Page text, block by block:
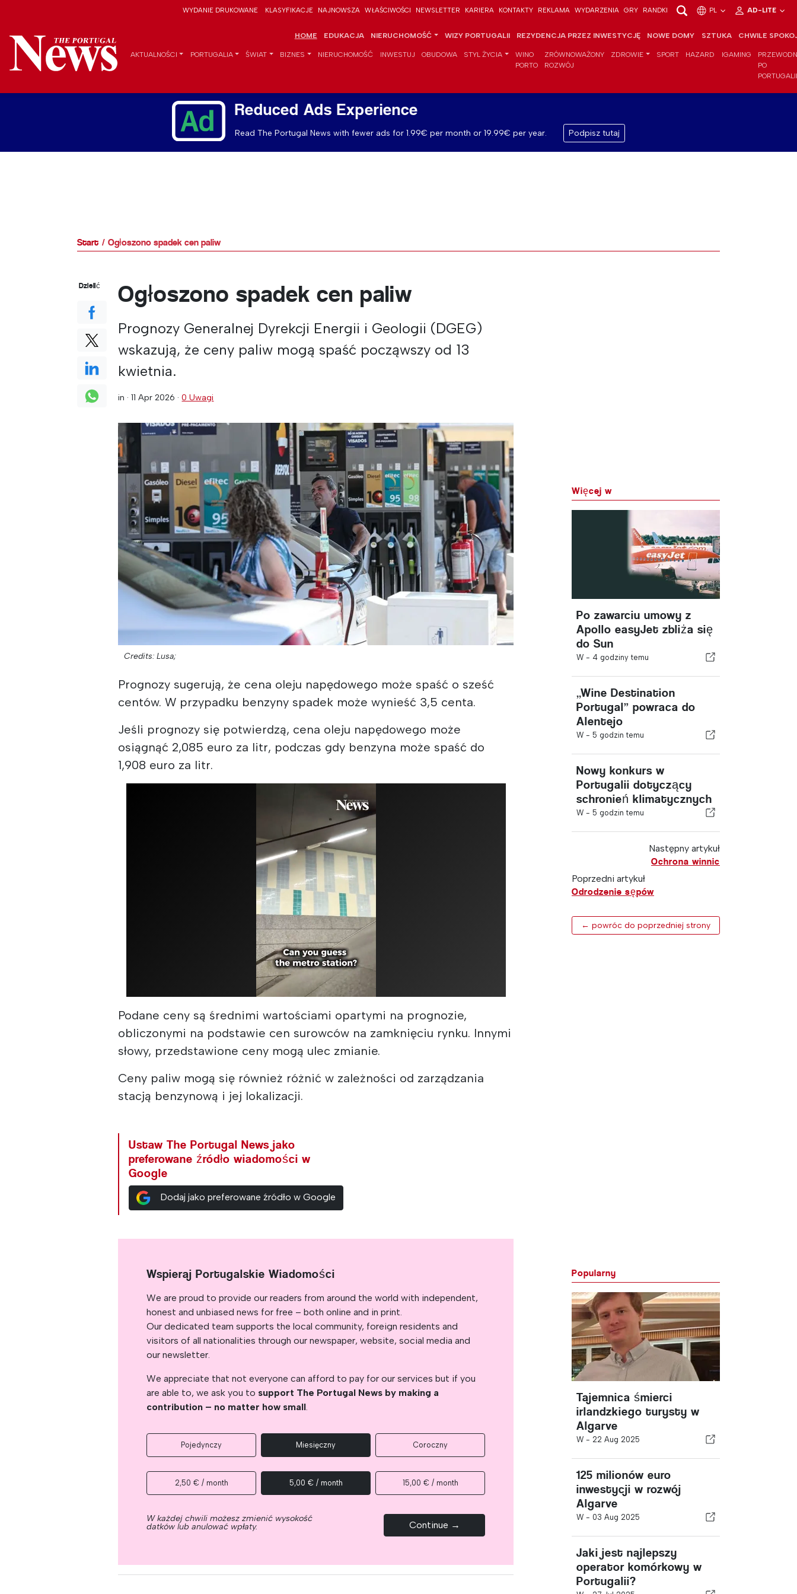
WYDANIE DRUKOWANE KLASYFIKACJE NAJNOWSZA WŁAŚCIWOŚCI NEWSLETTER KARIERA KONTAKTY REKLAMA WYDARZENIA GRY RANDKI PL AD-LITE
HOME EDUKACJA NIERUCHOMOŚĆ WIZY PORTUGALII REZYDENCJA PRZEZ INWESTYCJĘ NOWE DOMY SZTUKA CHWILE
AKTUALNOŚCI PORTUGALIA ŚWIAT BIZNES NIERUCHOMOŚĆ INWESTUJ OBUDOWA STYL ŻYCIA
WINO
PORTO
ZRÓWNOWAŻONY
ROZWÓJ
ZDROWIE SPORT HAZARD IGAMING
PO
PORTUGALII
Reduced Ads Experience
Read The Portugal News with fewer ads for 1.99€ per month or 19.99€ per year. Podpisz tutaj
Start Ogłoszono spadek cen paliw
Ogłoszono spadek cen paliw
Prognozy Generalnej Dyrekcji Energii i Geologii (DGEG)
wskazują, że ceny paliw mogą spaść począwszy od 13
kwietnia.
in ·11 Apr 2026 ·0 Uwagi
Credits: Lusa;
Prognozy sugerują, że cena oleju napędowego może spaść o sześć
centów. W przypadku benzyny spadek może wynieść 3,5 centa.
Jeśli prognozy się potwierdzą, cena oleju napędowego może
osiągnąć 2,085 euro za litr, podczas gdy benzyna może spaść do
1,908 euro za litr.
Podane ceny są średnimi wartościami opartymi na prognozie,
obliczonymi na podstawie cen surowców na zamknięciu rynku. Innymi
słowy, przedstawione ceny mogą ulec zmianie.
Ceny paliw mogą się również różnić w zależności od zarządzania
stacją benzynową i jej lokalizacji.
Ustaw The Portugal News jako
preferowane źródło wiadomości w
Google
Dodaj jako preferowane źródło w Google
Dzielić
Więcej w
Po zawarciu umowy z
Apollo easyJet zbliża się
do Sun
W - 4 godziny temu
„Wine Destination
Portugal” powraca do
Alentejo
W - 5 godzin temu
Nowy konkurs w
Portugalii dotyczący
schronień klimatycznych
W - 5 godzin temu
Następny artykuł
Ochrona winnic
Poprzedni artykuł
Odrodzenie sępów
← powróc do poprzedniej strony
Wspieraj Portugalskie Wiadomości
We are proud to provide our readers from around the world with independent,
honest and unbiased news for free – both online and in print.
Our dedicated team supports the local community, foreign residents and
visitors of all nationalities through our newspaper, website, social media and
our newsletter.
We appreciate that not everyone can afford to pay for our services but if you
are able to, we ask you to support The Portugal News by making a
contribution – no matter how small.
Pojedynczy Miesięczny Coroczny
2,50 € / month 5,00 € / month 15,00 € / month
W każdej chwili możesz zmienić wysokość
datków lub anulować wpłaty. Continue →
Popularny
Tajemnica śmierci
irlandzkiego turysty w
Algarve
W - 22 Aug 2025
125 milionów euro
inwestycji w rozwój
Algarve
W - 03 Aug 2025
Jaki jest najlepszy
operator komórkowy w
Portugalii?